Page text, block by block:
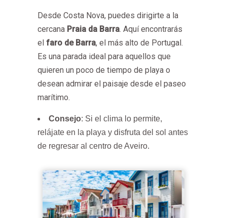
Desde Costa Nova, puedes dirigirte a la
cercana Praia da Barra. Aquí encontrarás
el faro de Barra, el más alto de Portugal.
Es una parada ideal para aquellos que
quieren un poco de tiempo de playa o
desean admirar el paisaje desde el paseo
marítimo.
Consejo: Si el clima lo permite,
relájate en la playa y disfruta del sol antes
de regresar al centro de Aveiro.